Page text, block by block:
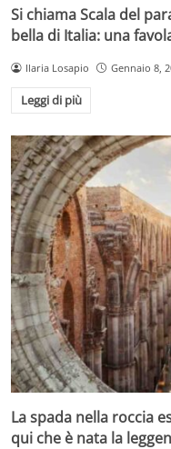
Si chiama Scala del
bella di Italia: una
Ilaria Losapio Gennaio 8,
Leggi di più
La spada nella roccia
qui che è nata la